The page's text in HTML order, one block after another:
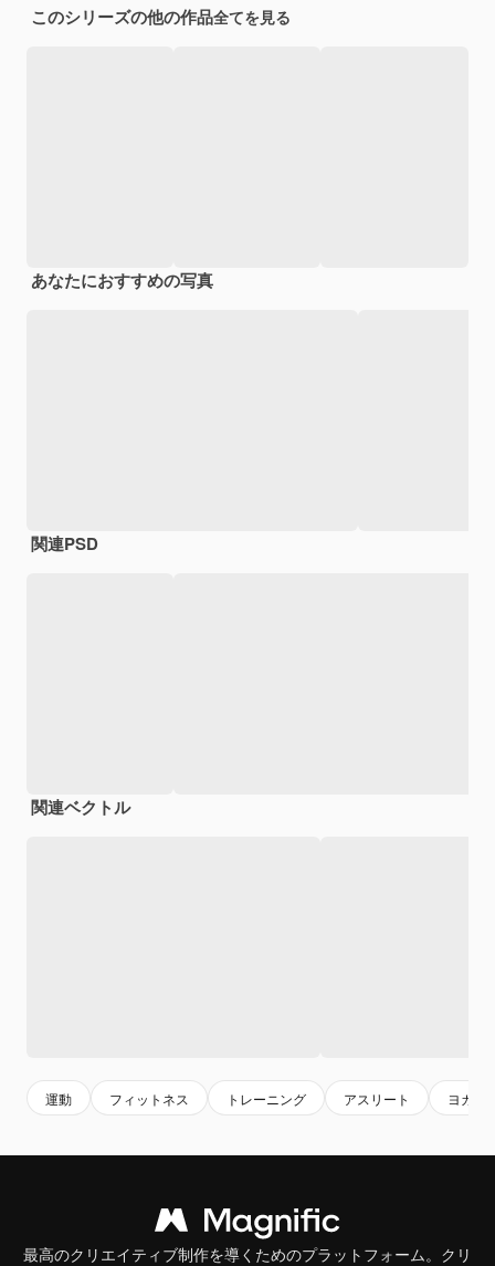
このシリーズの他の作品全てを見る
あなたにおすすめの写真
関連PSD
関連ベクトル
運動 フィットネス トレーニング アスリート ヨガ
最高のクリエイティブ制作を導くためのプラットフォーム。クリ